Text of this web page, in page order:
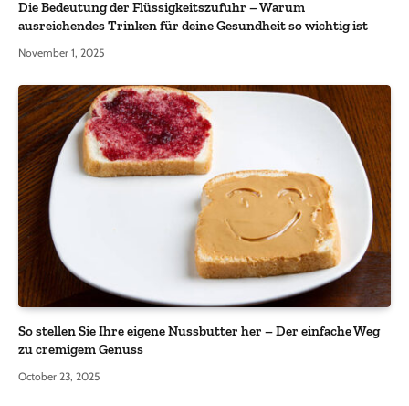
Die Bedeutung der Flüssigkeitszufuhr – Warum
ausreichendes Trinken für deine Gesundheit so wichtig ist
November 1, 2025
So stellen Sie Ihre eigene Nussbutter her – Der einfache Weg
zu cremigem Genuss
October 23, 2025